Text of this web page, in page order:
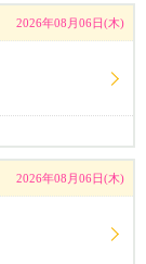
2026年08月06日(木)
2026年08月06日(木)